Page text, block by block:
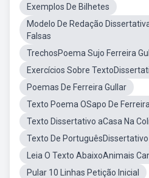
Exemplos De Bilhetes
Modelo De Redação
Falsas
TrechosPoema Sujo Ferreira
Exercícios Sobre
Poemas De Ferreira Gullar
Texto Poema OSapo De
Texto Dissertativo aCasa Na
Texto De PortuguêsDissertativo
Leia O Texto AbaixoAnimais
Pular 10 Linhas Petição Inicial